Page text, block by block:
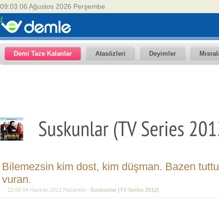
09:03 06 Ağustos 2026 Perşembe
Demi Taze Kalanlar Atasözleri Deyimler
Bilemezsin kim dost, kim düşman. Bazen
vuran.
22:09 04 Haziran 2012 Pazartesi - Suskunlar (TV Series 2012)